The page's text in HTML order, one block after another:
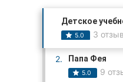
Автошколы
Частные клиники
Стоматологии
Детское
5.0 3
2. Папа Фея
5.0 9